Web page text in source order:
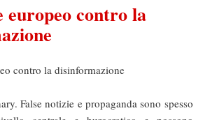
europeo contro la
contro la disinformazione
False notizie e propaganda sono spesso